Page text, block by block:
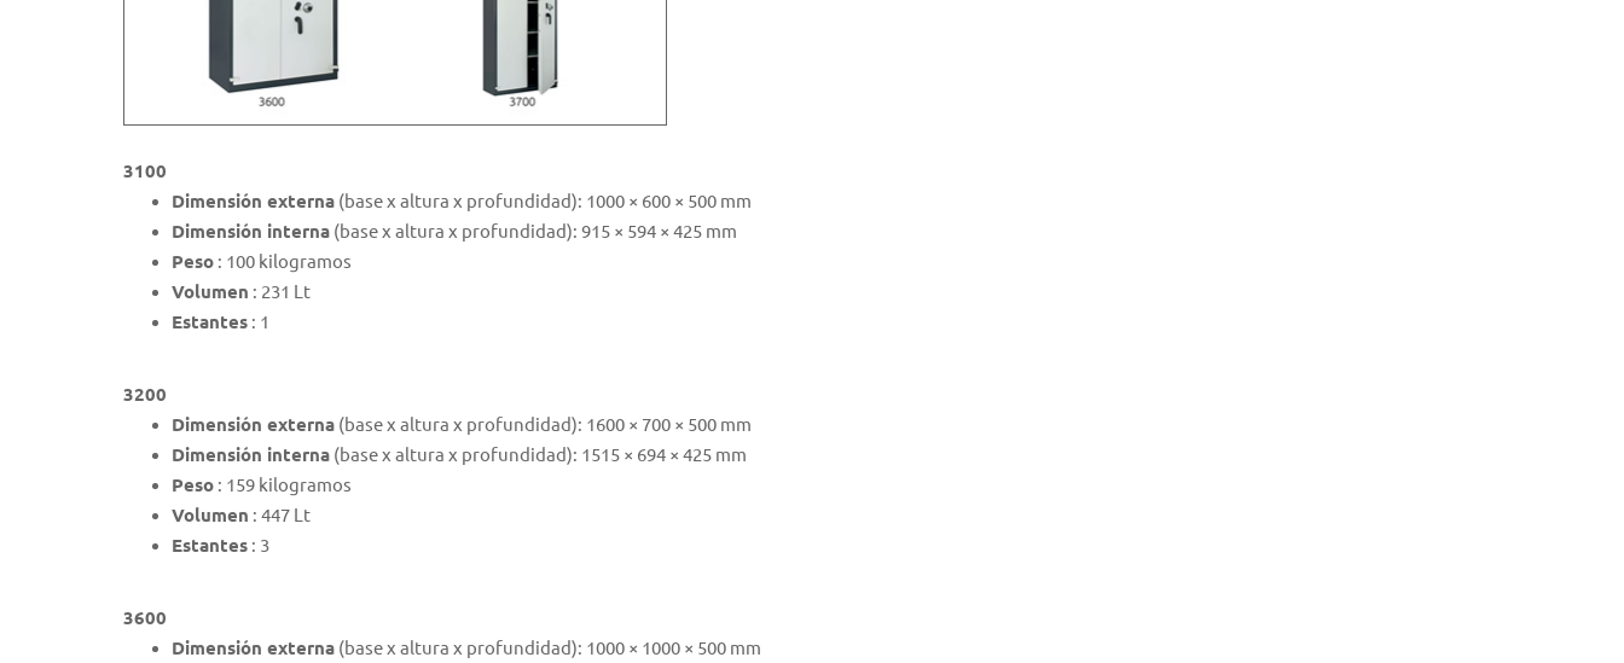
3100
Dimensión externa (base x altura x profundidad): 1000 × 600 × 500 mm
Dimensión interna (base x altura x profundidad): 915 × 594 × 425 mm
Peso : 100 kilogramos
Volumen : 231 Lt
Estantes : 1
3200
Dimensión externa (base x altura x profundidad): 1600 × 700 × 500 mm
Dimensión interna (base x altura x profundidad): 1515 × 694 × 425 mm
Peso : 159 kilogramos
Volumen : 447 Lt
Estantes : 3
3600
Dimensión externa (base x altura x profundidad): 1000 × 1000 × 500 mm